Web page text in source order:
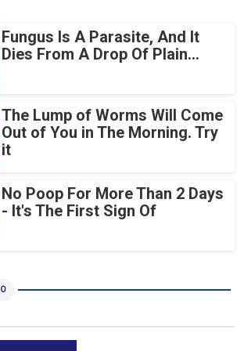
Fungus Is A Parasite, And It
Dies From A Drop Of Plain...
The Lump of Worms Will Come
Out of You in The Morning. Try
it
No Poop For More Than 2 Days
- It's The First Sign Of
0